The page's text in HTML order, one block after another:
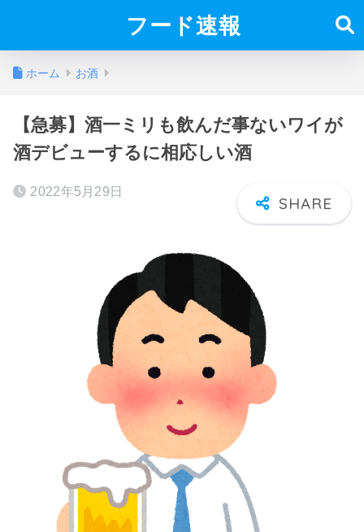
フード速報
ホーム お酒
【急募】酒一ミリも飲んだ事ないワイが
酒デビューするに相応しい酒
2022年5月29日